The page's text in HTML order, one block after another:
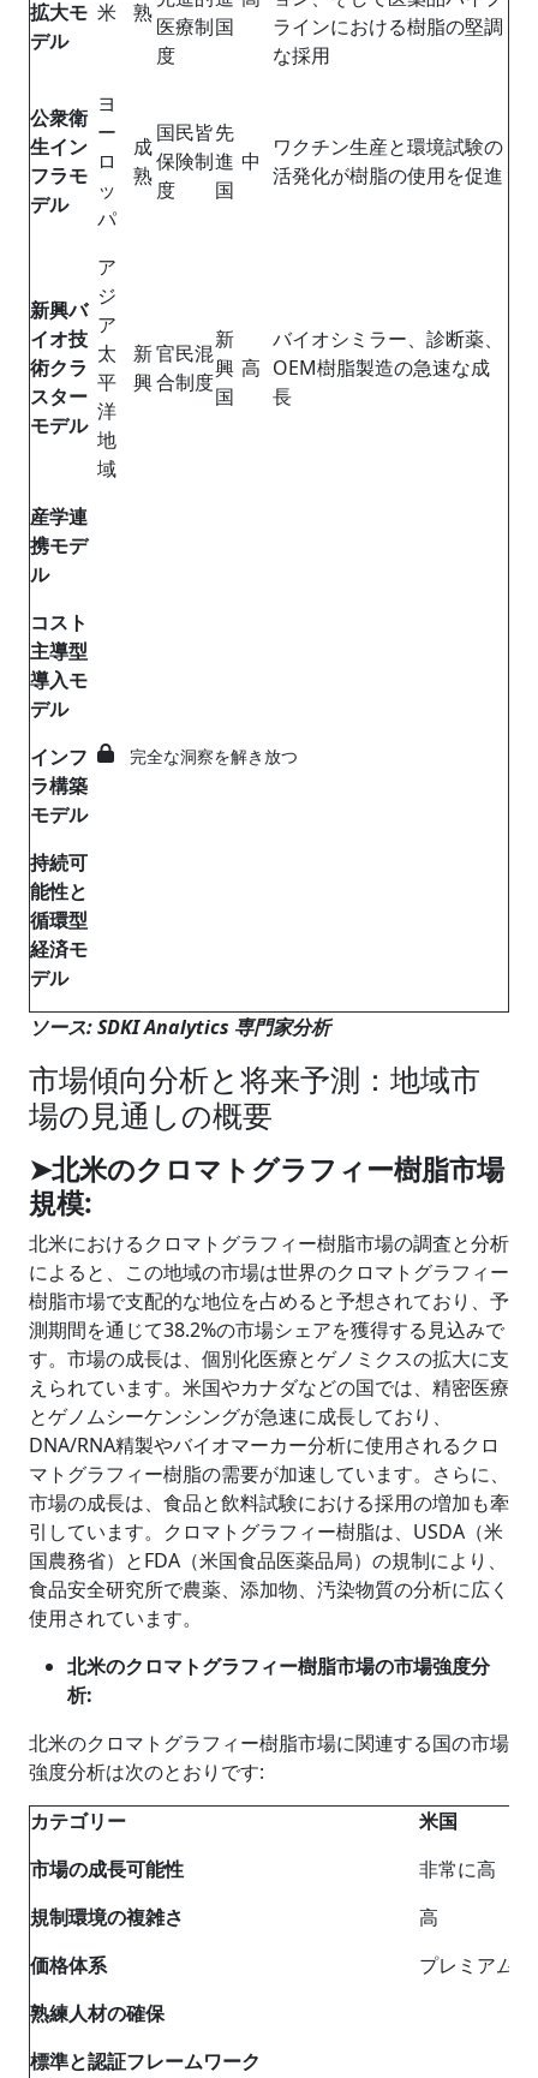
拡大モ
デル
米
熟
医療制
度
国
ラインにおける樹脂の堅調
な採用
公衆衛
生イン
フラモ
デル
ヨ
ー
ロ
ッ
パ
成
熟
国民皆
保険制
度
先
進
国
中
ワクチン生産と環境試験の
活発化が樹脂の使用を促進
新興バ
イオ技
術クラ
スター
モデル
ア
ジ
ア
太
平
洋
地
域
新
興
官民混
合制度
新
興
国
高
バイオシミラー、診断薬、
OEM樹脂製造の急速な成
長
産学連
携モデ
ル
完全な洞察を解き放つ
コスト
主導型
導入モ
デル
インフ
ラ構築
モデル
持続可
能性と
循環型
経済モ
デル
ソース: SDKI Analytics 専門家分析
市場傾向分析と将来予測：地域市
場の見通しの概要
➤北米のクロマトグラフィー樹脂市場
規模:
北米におけるクロマトグラフィー樹脂市場の調査と分析
によると、この地域の市場は世界のクロマトグラフィー
樹脂市場で支配的な地位を占めると予想されており、予
測期間を通じて38.2%の市場シェアを獲得する見込みで
す。市場の成長は、個別化医療とゲノミクスの拡大に支
えられています。米国やカナダなどの国では、精密医療
とゲノムシーケンシングが急速に成長しており、
DNA/RNA精製やバイオマーカー分析に使用されるクロ
マトグラフィー樹脂の需要が加速しています。さらに、
市場の成長は、食品と飲料試験における採用の増加も牽
引しています。クロマトグラフィー樹脂は、USDA（米
国農務省）とFDA（米国食品医薬品局）の規制により、
食品安全研究所で農薬、添加物、汚染物質の分析に広く
使用されています。
北米のクロマトグラフィー樹脂市場の市場強度分
析:
北米のクロマトグラフィー樹脂市場に関連する国の市場
強度分析は次のとおりです:
カテゴリー
米国
市場の成長可能性
非常に高
規制環境の複雑さ
高
価格体系
プレミアム
熟練人材の確保
標準と認証フレームワーク